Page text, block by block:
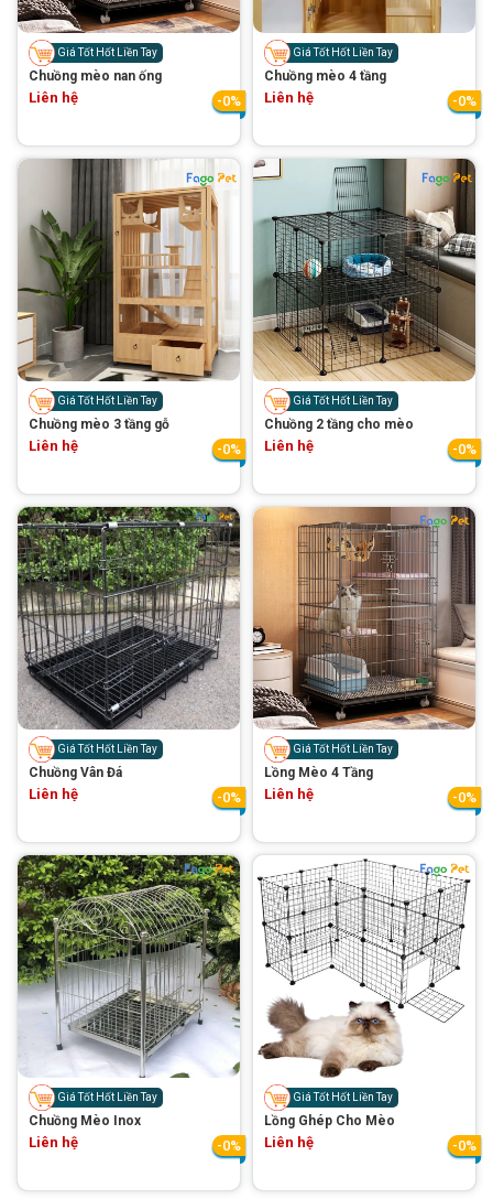
spa cho thú cưng
Thông tin về chó
Thông tin về mèo
CHÍNH SÁCH
Chính sách mua hàng Chính sách vận chuyển
Chính sách bảo hành Chính sách bảo mật
Chính sách đổi trả
LIÊN HỆ
TỔNG ĐÀI TƯ VẤN
0929894774
Giá Tốt Hốt Liền Tay
Chuồng mèo nan ống
Liên hệ -0%
Giá Tốt Hốt Liền Tay
Chuồng mèo 4 tầng
Liên hệ -0%
Giá Tốt Hốt Liền Tay
Chuồng mèo 3 tầng gỗ
Liên hệ -0%
Giá Tốt Hốt Liền Tay
Chuồng 2 tầng cho mèo
Liên hệ -0%
Giá Tốt Hốt Liền Tay
Chuồng Vân Đá
Liên hệ -0%
Giá Tốt Hốt Liền Tay
Lồng Mèo 4 Tầng
Liên hệ -0%
Giá Tốt Hốt Liền Tay
Chuồng Mèo Inox
Liên hệ -0%
Giá Tốt Hốt Liền Tay
Lồng Ghép Cho Mèo
Liên hệ -0%